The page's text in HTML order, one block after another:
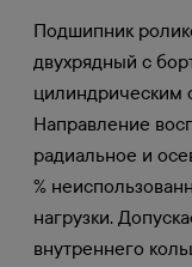
Подшипник
двухрядный с
цилиндрическим
Направление
радиальное и
%
нагрузки.
внутреннего